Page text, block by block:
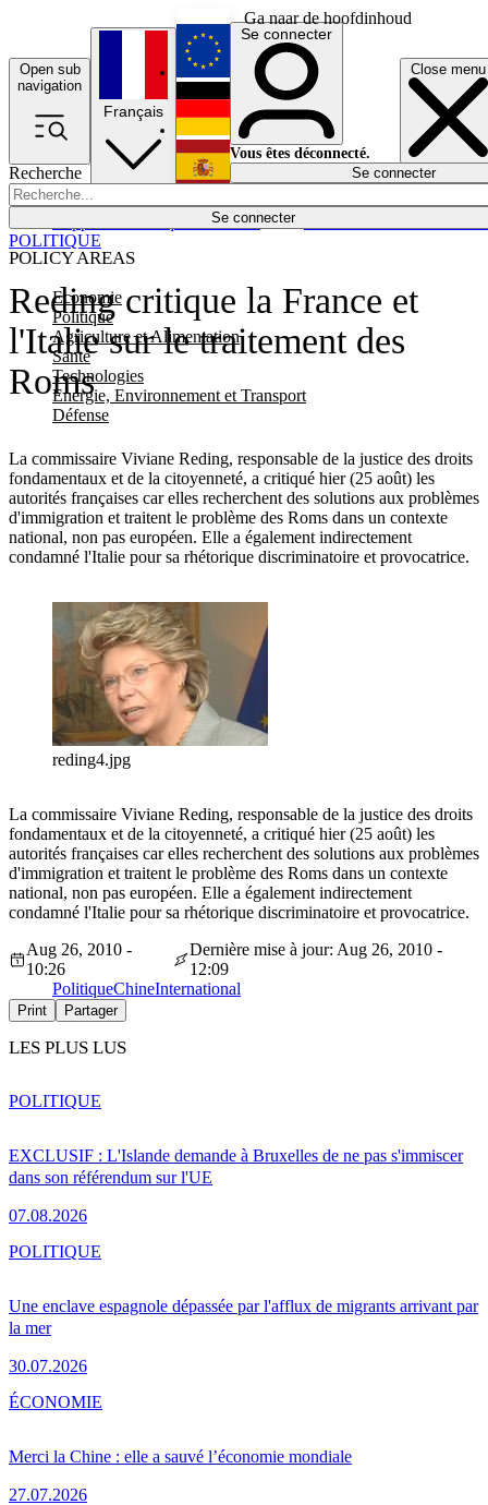
Ga naar de hoofdinhoud
Open sub
navigation
Close menu
Recherche
Se connecter
POLICY AREAS
Economie
Politique
Agriculture et Alimentation
Santé
Technologies
Energie, Environnement et Transport
Défense
Économie
Français
English
Deutsch
Español
Se connecter
Vous êtes déconnecté.
Se connecter
Reding critique la France et
l'Italie sur le traitement des
Roms
La commissaire Viviane Reding, responsable de la justice des droits
fondamentaux et de la citoyenneté, a critiqué hier (25 août) les
autorités françaises car elles recherchent des solutions aux problèmes
d'immigration et traitent le problème des Roms dans un contexte
national, non pas européen. Elle a également indirectement
condamné l'Italie pour sa rhétorique discriminatoire et provocatrice.
POLITIQUE
reding4.jpg
La commissaire Viviane Reding, responsable de la justice des droits
fondamentaux et de la citoyenneté, a critiqué hier (25 août) les
autorités françaises car elles recherchent des solutions aux problèmes
d'immigration et traitent le problème des Roms dans un contexte
national, non pas européen. Elle a également indirectement
condamné l'Italie pour sa rhétorique discriminatoire et provocatrice.
Aug 26, 2010 -
10:26
Dernière mise à jour: Aug 26, 2010 -
12:09
PolitiqueChineInternational
Print Partager
LES PLUS LUS
EXCLUSIF : L'Islande demande à Bruxelles de ne pas s'immiscer
dans son référendum sur l'UE
07.08.2026
POLITIQUE
Une enclave espagnole dépassée par l'afflux de migrants arrivant par
la mer
30.07.2026
POLITIQUE
Merci la Chine : elle a sauvé l’économie mondiale
27.07.2026
ÉCONOMIE